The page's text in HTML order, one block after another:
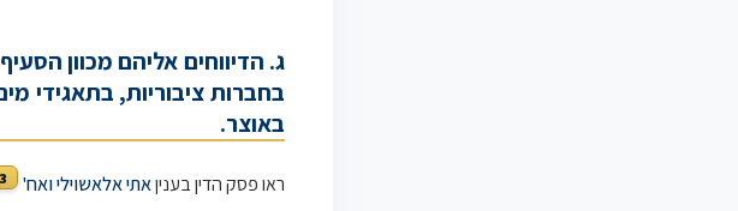
ג. הדיווחים אליהם מכוון
בחברות ציבוריות, בתאגידי
באוצר.
ראו פסק הדין בעניןאתי אלאשוילי ואח' 3.